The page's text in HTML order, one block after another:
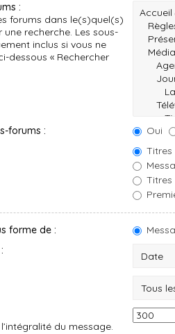
:
forums dans le(s)quel(s)
recherche. Les sous-
inclus si vous ne
dessous « Rechercher
forums : Oui
Titres
Titres
forme de :
du message.